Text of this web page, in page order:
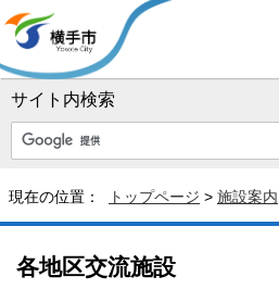
サイト内検索
現在の位置： トップページ > 施設案内
各地区交流施設